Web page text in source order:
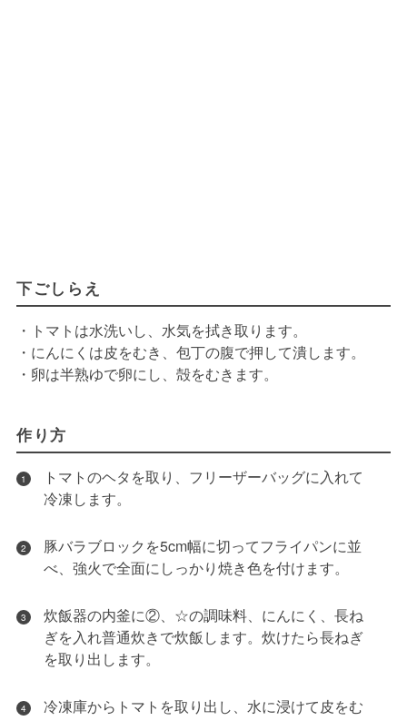
下ごしらえ
・トマトは水洗いし、水気を拭き取ります。
・にんにくは皮をむき、包丁の腹で押して潰します。
・卵は半熟ゆで卵にし、殻をむきます。
作り方
1
トマトのヘタを取り、フリーザーバッグに入れて
冷凍します。
2
豚バラブロックを5cm幅に切ってフライパンに並
べ、強火で全面にしっかり焼き色を付けます。
3
炊飯器の内釜に②、☆の調味料、にんにく、長ね
ぎを入れ普通炊きで炊飯します。炊けたら長ねぎ
を取り出します。
4
冷凍庫からトマトを取り出し、水に浸けて皮をむ